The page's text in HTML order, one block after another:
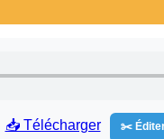
📥 Télécharger ✂️